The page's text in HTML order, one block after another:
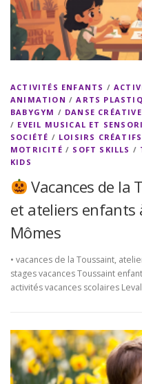
ACTIVITÉS ENFANTS /
ANIMATION /ARTS
BABYGYM / DANSE CRÉATIVE
/ EVEIL MUSICAL ET
SOCIÉTÉ / LOISIRS CRÉATIFS
MOTRICITÉ / SOFT SKILLS /
KIDS
Vacances de la
et ateliers enfants
Mômes
• vacances de la Toussaint,
stages vacances Toussaint
activités vacances scolaires